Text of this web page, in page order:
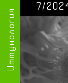
Иммунология
7/